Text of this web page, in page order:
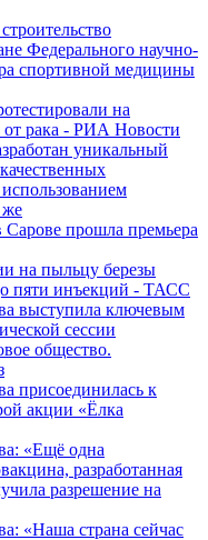
Федерального научно-
спортивной медицины
на
рака - РИА Новости
уникальный
же
прошла премьера
на пыльцу березы
пяти инъекций - ТАСС
выступила ключевым
сессии
общество.
присоединилась к
акции «Ёлка
«Ещё одна
разработанная
разрешение на
«Наша страна сейчас